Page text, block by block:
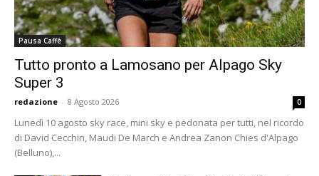
Pausa Caffè
Tutto pronto a Lamosano per Alpago Sky
Super 3
redazione - 8 Agosto 2026 0
Lunedì 10 agosto sky race, mini sky e pedonata per tutti, nel ricordo
di David Cecchin, Maudi De March e Andrea Zanon Chies d'Alpago
(Belluno),...